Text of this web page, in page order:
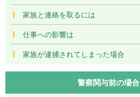
家族と連絡を取るには
仕事への影響は
家族が逮捕されてしまった場合
警察関与前の場合